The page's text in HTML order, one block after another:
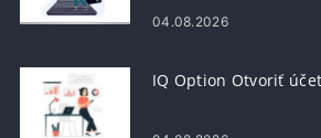
MacOS)
04.08.2026
IQ Option Otvoriť účet